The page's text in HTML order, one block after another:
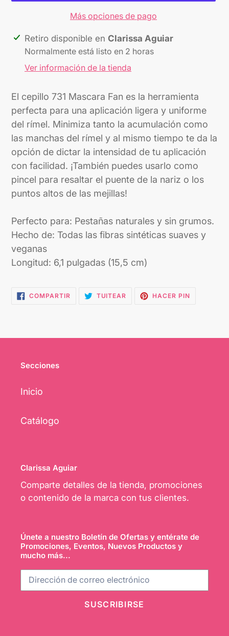
Más opciones de pago
Agregando
producto
carrito
Retiro disponible en Clarissa Aguiar
Normalmente está listo en 2 horas
Ver información de la tienda
El cepillo 731 Mascara Fan es la herramienta
perfecta para una aplicación ligera y uniforme
del rímel. Minimiza tanto la acumulación como
las manchas del rímel y al mismo tiempo te da la
opción de dictar la intensidad de tu aplicación
con facilidad. ¡También puedes usarlo como
pincel para resaltar el puente de la nariz o los
puntos altos de las mejillas!
Perfecto para: Pestañas naturales y sin grumos.
Hecho de: Todas las fibras sintéticas suaves y
veganas
Longitud: 6,1 pulgadas (15,5 cm)
COMPARTIRCOMPARTIR
EN
TUITEAR TUITEARHACER PINPINEAR
EN
Secciones
Inicio
Catálogo
Clarissa Aguiar
Comparte detalles de la tienda, promociones
o contenido de la marca con tus clientes.
Únete a nuestro Boletín de Ofertas y entérate de
Promociones, Eventos, Nuevos Productos y
mucho más...
SUSCRIBIRSE